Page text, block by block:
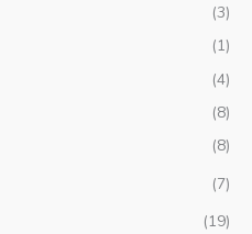
(3)
(1)
(4)
(8)
(8)
(7)
(19)